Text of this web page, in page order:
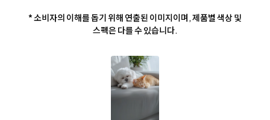
* 소비자의 이해를 돕기 위해 연출된 이미지이며, 제품별 색상 및
스펙은 다를 수 있습니다.